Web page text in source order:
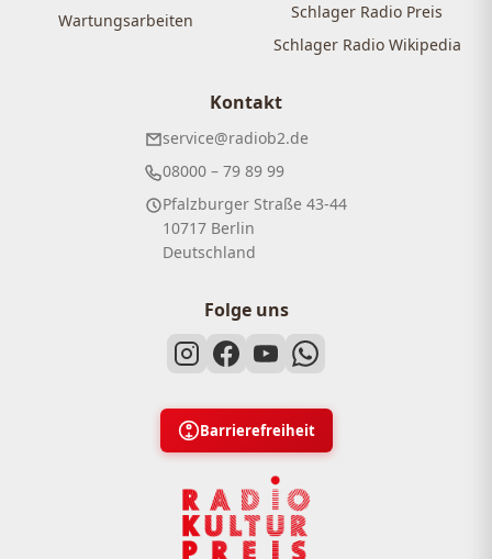
Wartungsarbeiten
Schlager Radio Preis
Schlager Radio Wikipedia
Kontakt
service@radiob2.de
08000 – 79 89 99
Pfalzburger Straße 43-44
10717 Berlin
Deutschland
Folge uns
Barrierefreiheit